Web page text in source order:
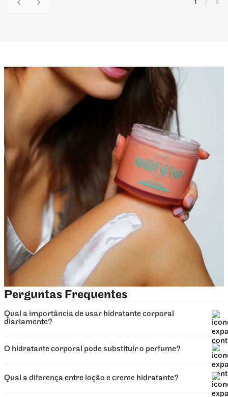
1 / 6
Perguntas Frequentes
Qual a importância de usar hidratante corporal
diariamente?
O hidratante corporal pode substituir o perfume?
Qual a diferença entre loção e creme hidratante?